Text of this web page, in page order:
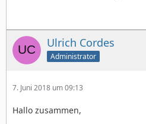
Ulrich Cordes
Administrator
7. Juni 2018 um 09:13
Hallo zusammen,